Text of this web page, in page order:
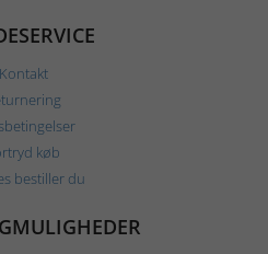
Kontakt
køb
bestiller du